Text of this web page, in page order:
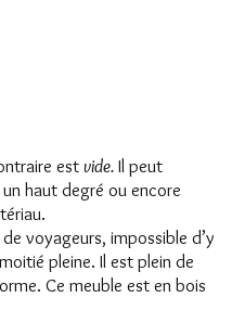
estvide. Il peut
un haut degré ou encore
voyageurs, impossible d’y
pleine. Il est plein de
Ce meuble est en bois